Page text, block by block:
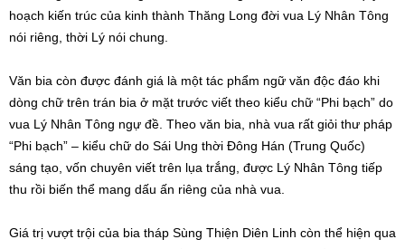
hoạch kiến trúc của kinh thành Thăng Long đời vua Lý Nhân Tông
nói riêng, thời Lý nói chung.
Văn bia còn được đánh giá là một tác phẩm ngữ văn độc đáo khi
dòng chữ trên trán bia ở mặt trước viết theo kiểu chữ “Phi bạch” do
vua Lý Nhân Tông ngự đề. Theo văn bia, nhà vua rất giỏi thư pháp
“Phi bạch” – kiểu chữ do Sái Ung thời Đông Hán (Trung Quốc)
sáng tạo, vốn chuyên viết trên lụa trắng, được Lý Nhân Tông tiếp
thu rồi biến thể mang dấu ấn riêng của nhà vua.
Giá trị vượt trội của bia tháp Sùng Thiện Diên Linh còn thể hiện qua